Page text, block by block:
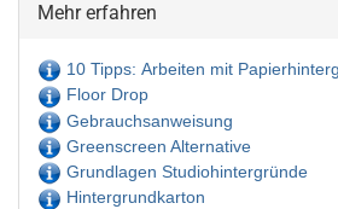
Mehr erfahren
10 Tipps: Arbeiten mit
Floor Drop
Gebrauchsanweisung
Greenscreen Alternative
Grundlagen Studiohintergründe
Hintergrundkarton